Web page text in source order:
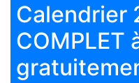
Calendrier
COMPLET